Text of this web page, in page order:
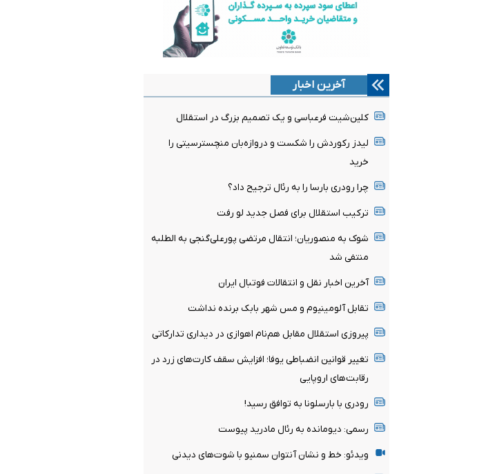
آخرین اخبار
کلین‌شیت فرعباسی و یک تصمیم بزرگ در استقلال
لیدز رکوردش را شکست و دروازه‌بان منچسترسیتی را
خرید
چرا رودری بارسا را به رئال ترجیح داد؟
ترکیب استقلال برای فصل جدید لو رفت
شوک به منصوریان؛ انتقال مرتضی پورعلی‌گنجی به الطلبه
منتفی شد
آخرین اخبار نقل و انتقالات فوتبال ایران
تقابل آلومینیوم و مس شهر بابک برنده نداشت
پیروزی استقلال مقابل هم‌نام اهوازی در دیداری تدارکاتی
تغییر قوانین انضباطی یوفا؛ افزایش سقف کارت‌های زرد در
رقابت‌های اروپایی
رودری با بارسلونا به توافق رسید!
رسمی: دیومانده به رئال مادرید پیوست
ویدئو: خط و نشان آنتوان سمنیو با شوت‌های دیدنی